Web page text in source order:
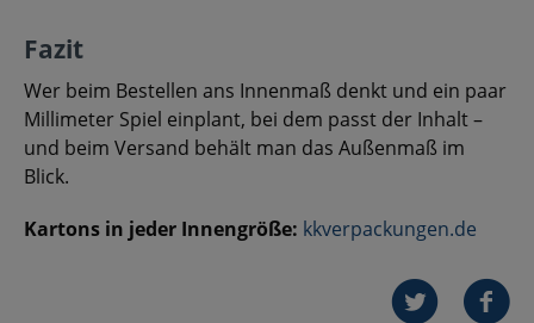
Fazit
Wer beim Bestellen ans Innenmaß denkt und ein paar
Millimeter Spiel einplant, bei dem passt der Inhalt –
und beim Versand behält man das Außenmaß im
Blick.
Kartons in jeder Innengröße: kkverpackungen.de